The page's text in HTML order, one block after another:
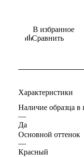
В избранное
Сравнить
Характеристики
Наличие образца в
—
Да
Основной оттенок
—
Красный